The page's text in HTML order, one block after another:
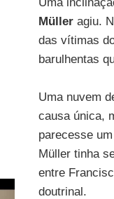
Mülleragiu.
das vítimas
barulhentas
Uma nuvem
causa única,
parecesse
Müller tinha
entre
doutrinal.